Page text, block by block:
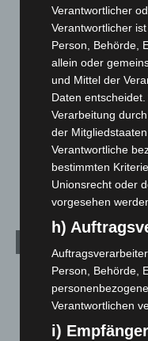
Anklage nach
3. August 2026
Hannover: Polizei
Großkontrolle
2. August 2026
Hannover Klassik Open
2. August 2026
Blaulicht
Corona-News
Hannover und Region
Verantwortlicher
Verantwortlicher
Person, Behörde,
allein oder
und Mittel der
Daten
Verarbeitung
der
Verantwortliche
bestimmten
Unionsrecht oder
vorgesehen
h)
Person, Behörde,
Verantwortlichen
i) Empfänger